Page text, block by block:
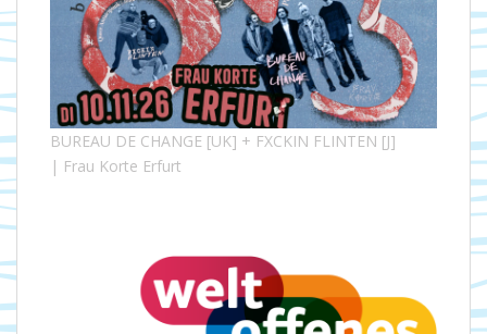
BUREAU DE CHANGE [UK] + FXCKIN FLINTEN [J]
| Frau Korte Erfurt